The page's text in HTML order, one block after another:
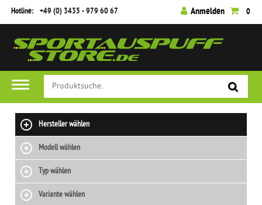
Hotline: +49 (0) 3435 - 979 60 67 Anmelden 0
Hersteller wählen
Modell wählen
Typ wählen
Variante wählen